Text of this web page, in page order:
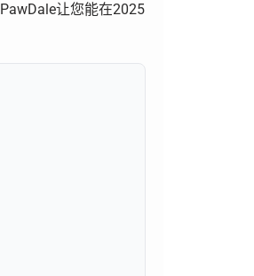
让您能在2025